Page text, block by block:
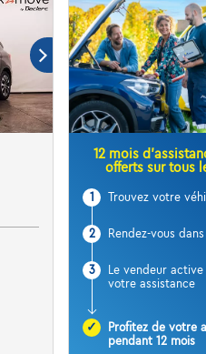
12 mois
offerts sur tous
1 Trouvez votre
2 Rendez-vous
3
Le vendeur
votre assistance
✓
Profitez de votre
pendant 12 mois